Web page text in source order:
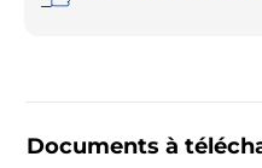
Documents à